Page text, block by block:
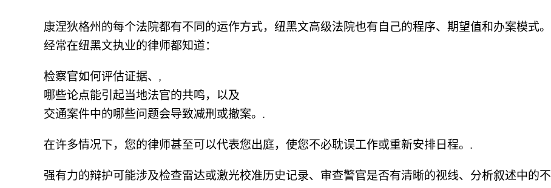
康涅狄格州的每个法院都有不同的运作方式，纽黑文高级法院也有自己的程序、期望值和办案模式。
经常在纽黑文执业的律师都知道：
检察官如何评估证据、,
哪些论点能引起当地法官的共鸣，以及
交通案件中的哪些问题会导致减刑或撤案。.
在许多情况下，您的律师甚至可以代表您出庭，使您不必耽误工作或重新安排日程。.
强有力的辩护可能涉及检查雷达或激光校准历史记录、审查警官是否有清晰的视线、分析叙述中的不